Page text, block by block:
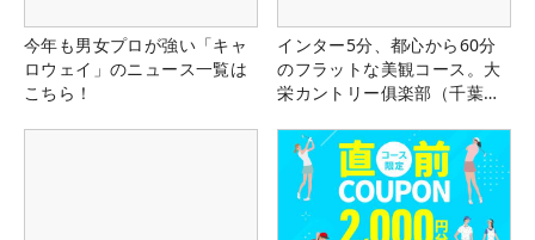
今年も男女プロが強い「キャ
ロウェイ」のニュース一覧は
こちら！
インター5分、都心から60分
のフラットな美観コース。大
栄カントリー俱楽部（千葉